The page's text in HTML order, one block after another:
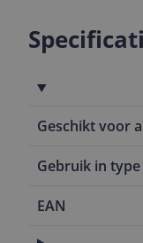
Geschikt voor
Gebruik in
EAN